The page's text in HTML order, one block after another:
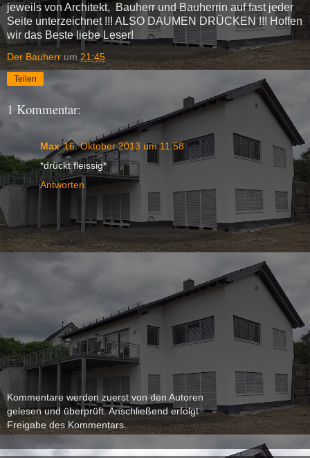
jeweils von Architekt, Bauherr und Bauherrin auf fast jeder
Seite unterzeichnet !!! ALSO DAUMEN DRÜCKEN !!! Hoffen
wir das Beste liebe Leser!
Der Bauherr um21:45
Teilen
1 Kommentar:
Max 16. Oktober 2013 um 11:58
*drückt fleissig*
Antworten
Kommentare werden zuerst von den Autoren
gelesen und überprüft. Anschließend erfolgt
Freigabe des Kommentars.